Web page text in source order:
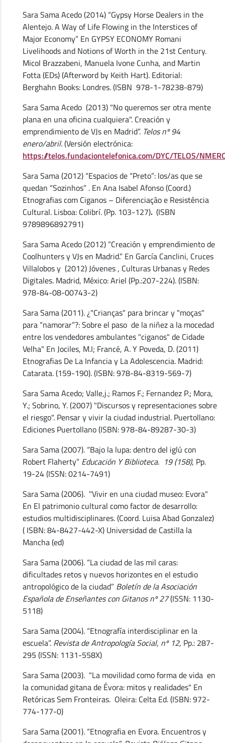
Sara Sama Acedo (2014) “Gypsy Horse Dealers in the
Alentejo. A Way of Life Flowing in the Interstices of
Major Economy” En GYPSY ECONOMY Romani
Livelihoods and Notions of Worth in the 21st Century.
Micol Brazzabeni, Manuela Ivone Cunha, and Martin
Fotta (EDs) (Afterword by Keith Hart). Editorial:
Berghahn Books: Londres. (ISBN 978-1-78238-879)
Sara Sama Acedo (2013) "No queremos ser otra mente
plana en una oficina cualquiera". Creación y
emprendimiento de VJs en Madrid”. Telos nº 94
enero/abril.(Versión electrónica:
https://telos.fundaciontelefonica.com/DYC/TELOS/
Sara Sama (2012) “Espacios de “Preto”: los/as que se
quedan “Sozinhos” . En Ana Isabel Afonso (Coord.)
Etnografias com Ciganos – Diferenciação e Resistência
Cultural. Lisboa: Colibrí. (Pp. 103-127).(ISBN
9789896892791)
Sara Sama Acedo (2012) “Creación y emprendimiento de
Coolhunters y VJs en Madrid.” En García Canclini, Cruces
Villalobos y (2012) Jóvenes , Culturas Urbanas y Redes
Digitales. Madrid, México: Ariel (Pp.:207-224). (ISBN:
978-84-08-00743-2)
Sara Sama (2011). ¿"Crianças" para brincar y "moças"
para “namorar”?: Sobre el paso de la niñez a la mocedad
entre los vendedores ambulantes "ciganos" de Cidade
Velha" En Jociles, M.I; Francé, A. Y Poveda, D. (2011)
Etnografias De La Infancia y La Adolescencia. Madrid:
Catarata. (159-190). (ISBN: 978-84-8319-569-7)
Sara Sama Acedo; Valle,j.; Ramos F.; Fernandez P.; Mora,
Y.; Sobrino, Y. (2007) "Discursos y representaciones sobre
el riesgo". Pensar y vivir la ciudad industrial. Puertollano:
Ediciones Puertollano (ISBN: 978-84-89287-30-3)
Sara Sama (2007). “Bajo la lupa: dentro del iglú con
Robert Flaherty” Educación Y Biblioteca. 19 (158), Pp.
19-24 (ISSN: 0214-7491)
Sara Sama (2006). "Vivir en una ciudad museo: Evora"
En El patrimonio cultural como factor de desarrollo:
estudios multidisciplinares. (Coord. Luisa Abad Gonzalez)
( ISBN: 84-8427-442-X) Universidad de Castilla la
Mancha (ed)
Sara Sama (2006). “La ciudad de las mil caras:
dificultades retos y nuevos horizontes en el estudio
antropológico de la ciudad” Boletín de la Asociación
Española de Enseñantes con Gitanos nº 27(ISSN: 1130-
5118)
Sara Sama (2004). “Etnografía interdisciplinar en la
escuela”. Revista de Antropología Social, nº 12, Pp.: 287-
295 (ISSN: 1131-558X)
Sara Sama (2003). "La movilidad como forma de vida en
la comunidad gitana de Évora: mitos y realidades" En
Retóricas Sem Fronteiras. Oleira: Celta Ed. (ISBN: 972-
774-177-0)
Sara Sama (2001). “Etnografia en Evora. Encuentros y